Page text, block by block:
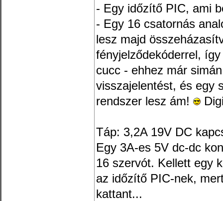
- Egy időzítő PIC, ami
- Egy 16 csatornás
lesz majd
fényjelződekóderrel,
cucc - ehhez már
visszajelentést, és egy
rendszer lesz ám!
Táp: 3,2A 19V DC
Egy 3A-es 5V dc-dc
16 szervót. Kellett egy
az időzítő PIC-nek,
kattant...